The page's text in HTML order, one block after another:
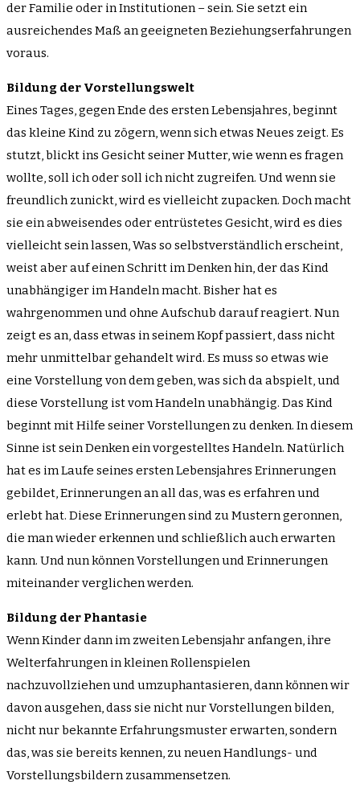
der Familie oder in Institutionen – sein. Sie setzt ein
ausreichendes Maß an geeigneten Beziehungserfahrungen
voraus.
Bildung der Vorstellungswelt
Eines Tages, gegen Ende des ersten Lebensjahres, beginnt
das kleine Kind zu zögern, wenn sich etwas Neues zeigt. Es
stutzt, blickt ins Gesicht seiner Mutter, wie wenn es fragen
wollte, soll ich oder soll ich nicht zugreifen. Und wenn sie
freundlich zunickt, wird es vielleicht zupacken. Doch macht
sie ein abweisendes oder entrüstetes Gesicht, wird es dies
vielleicht sein lassen, Was so selbstverständlich erscheint,
weist aber auf einen Schritt im Denken hin, der das Kind
unabhängiger im Handeln macht. Bisher hat es
wahrgenommen und ohne Aufschub darauf reagiert. Nun
zeigt es an, dass etwas in seinem Kopf passiert, dass nicht
mehr unmittelbar gehandelt wird. Es muss so etwas wie
eine Vorstellung von dem geben, was sich da abspielt, und
diese Vorstellung ist vom Handeln unabhängig. Das Kind
beginnt mit Hilfe seiner Vorstellungen zu denken. In diesem
Sinne ist sein Denken ein vorgestelltes Handeln. Natürlich
hat es im Laufe seines ersten Lebensjahres Erinnerungen
gebildet, Erinnerungen an all das, was es erfahren und
erlebt hat. Diese Erinnerungen sind zu Mustern geronnen,
die man wieder erkennen und schließlich auch erwarten
kann. Und nun können Vorstellungen und Erinnerungen
miteinander verglichen werden.
Bildung der Phantasie
Wenn Kinder dann im zweiten Lebensjahr anfangen, ihre
Welterfahrungen in kleinen Rollenspielen
nachzuvollziehen und umzuphantasieren, dann können wir
davon ausgehen, dass sie nicht nur Vorstellungen bilden,
nicht nur bekannte Erfahrungsmuster erwarten, sondern
das, was sie bereits kennen, zu neuen Handlungs- und
Vorstellungsbildern zusammensetzen.